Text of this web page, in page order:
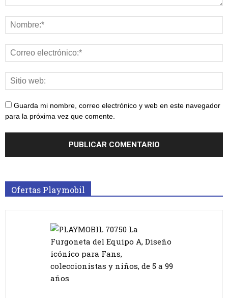
Guarda mi nombre, correo electrónico y web en este navegador
para la próxima vez que comente.
Ofertas Playmobil